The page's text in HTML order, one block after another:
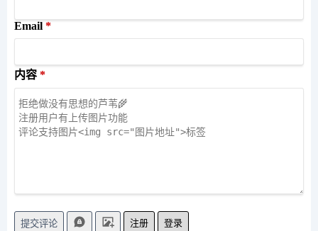
Email
内容
提交评论 注册 登录